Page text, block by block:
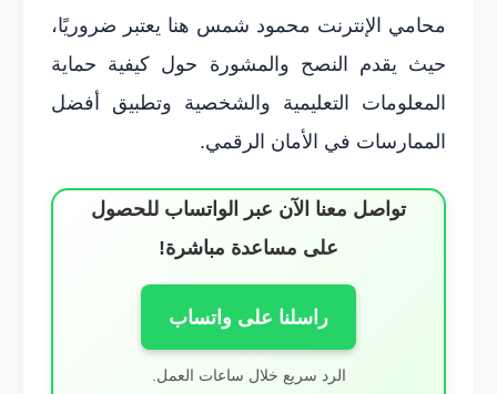
محامي الإنترنت محمود شمس هنا يعتبر ضروريًا،
حيث يقدم النصح والمشورة حول كيفية حماية
المعلومات التعليمية والشخصية وتطبيق أفضل
الممارسات في الأمان الرقمي.
تواصل معنا الآن عبر الواتساب للحصول
على مساعدة مباشرة!
راسلنا على واتساب
الرد سريع خلال ساعات العمل.